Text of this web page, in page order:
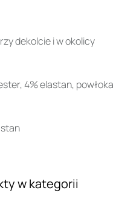
dekolcie i w okolicy
4% elastan, powłoka
w kategorii